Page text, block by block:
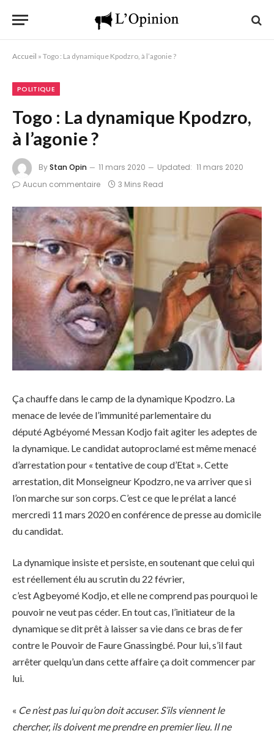
Accueil » Togo : La dynamique Kpodzro, à l’agonie ?
POLITIQUE
Togo : La dynamique Kpodzro,
à l’agonie ?
ByStan Opin 11 mars 2020 Updated: 11 mars 2020
Aucun commentaire
3 Mins Read
Ça chauffe dans le camp de la dynamique Kpodzro. La
menace de levée de l’immunité parlementaire du
député Agbéyomé Messan Kodjo fait agiter les adeptes de
la dynamique. Le candidat autoproclamé est même menacé
d’arrestation pour « tentative de coup d’Etat ». Cette
arrestation, dit Monseigneur Kpodzro, ne va arriver que si
l’on marche sur son corps. C’est ce que le prélat a lancé
mercredi 11 mars 2020 en conférence de presse au domicile
du candidat.
La dynamique insiste et persiste, en soutenant que celui qui
est réellement élu au scrutin du 22 février,
c’est Agbeyomé Kodjo, et elle ne comprend pas pourquoi le
pouvoir ne veut pas céder. En tout cas, l’initiateur de la
dynamique se dit prêt à laisser sa vie dans ce bras de fer
contre le Pouvoir de Faure Gnassingbé. Pour lui, s’il faut
arrêter quelqu’un dans cette affaire ça doit commencer par
lui.
« Ce n’est pas lui qu’on doit accuser. S’ils viennent le
chercher, ils doivent me prendre en premier lieu. Il ne